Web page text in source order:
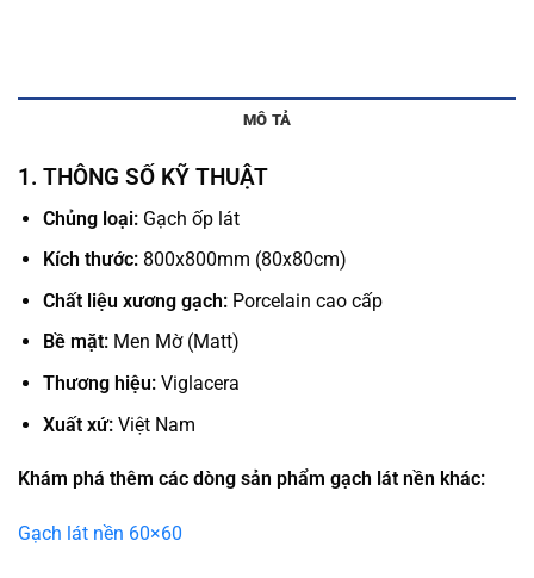
MÔ TẢ
1. THÔNG SỐ KỸ THUẬT
Chủng loại:Gạch ốp lát
Kích thước:800x800mm (80x80cm)
Chất liệu xương gạch:Porcelain cao cấp
Bề mặt:Men Mờ (Matt)
Thương hiệu:Viglacera
Xuất xứ:Việt Nam
Khám phá thêm các dòng sản phẩm gạch lát nền khác:
Gạch lát nền 60×60